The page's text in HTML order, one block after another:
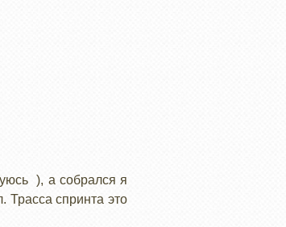
), а собрался я
Трасса спринта это